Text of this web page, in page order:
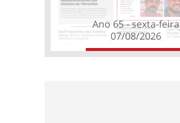
Ano 65 - sexta-feira
07/08/2026